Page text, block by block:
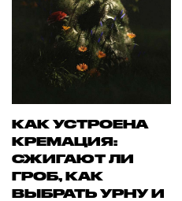
КАК УСТРОЕНА
КРЕМАЦИЯ:
СЖИГАЮТ ЛИ
ГРОБ, КАК
ВЫБРАТЬ УРНУ И